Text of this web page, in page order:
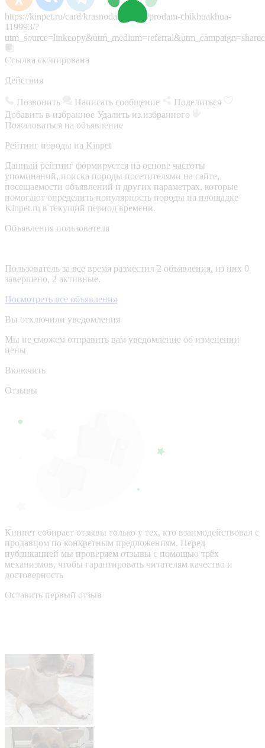
https://kinpet.ru/card/krasnodar/sobaki/prodam-chikhuakhua-
119993/?
Ссылка скопирована
Действия
Позвонить Написать сообщение
Поделиться
Добавить в избранное Удалить из избранного
Пожаловаться на объявление
Рейтинг породы на Kinpet
Данный рейтинг формируется на основе частоты
упоминаний, поиска породы посетителями на сайте,
посещаемости объявлений и других параметрах, которые
помогают определить популярность породы на площадке
Kinpet.ru в текущий период времени.
Объявления пользователя
Пользователь за все время разместил 2 объявления, из них 0
завершено, 2 активные.
Посмотреть все объявления
Вы отключили уведомления
Мы не сможем отправить вам уведомление об изменении
цены
Включить
Отзывы
Кинпет собирает отзывы только у тех, кто взаимодействовал с
продавцом по конкретным предложениям. Перед
публикацией мы проверяем отзывы с помощью трёх
механизмов, чтобы гарантировать читателям качество и
достоверность
Оставить первый отзыв